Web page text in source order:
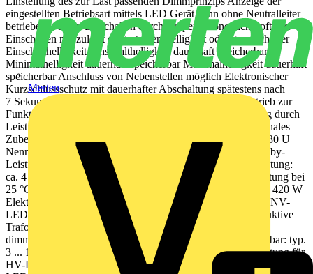
Merten
eingestellten Betriebsart mittels LED Gerät kann ohne Neutralleiter
betrieben werden Einschalten durch lampenschonenden Softstart
Einschalten mit zuletzt eingestellter Helligkeit oder gespeicherter
Einschalthelligkeit Einschalthelligkeit dauerhaft speicherbar
Minimalhelligkeit dauerhaft speicherbar Maximalhelligkeit dauerhaft
speicherbar Anschluss von Nebenstellen möglich Elektronischer
Kurzschlussschutz mit dauerhafter Abschaltung spätestens nach
7 Sekunden Elektronischer Übertemperaturschutz Testbetrieb zur
Funktionsprüfung Hotelcard-Funktion Leistungserweiterung durch
Leistungszusätze (Art.-Nr. ULZ 1755 REG) möglich Optionales
Zubehör: Kompensationsmodul LED, Art.-Nr.: KM LED 230 U
Nennspannung: AC 230 V ~ Netzfrequenz: 50/60 Hz Standby-
Leistung abhängig vom Aufsatz: ca. 0,1 ... 0,5 W Verlustleistung:
ca. 4 W Umgebungstemperatur: −5 ... +45 °C Anschlussleistung bei
25 °C Glühlampen: 20 ... 420 W HV-Halogenlampen: 20 ... 420 W
Elektronische Trafos: 20 ... 420 W Elektronische Trafos mit NV-
LED: typ. 20 ... 100 W Induktive Trafos: 20 ... 420 VA Induktive
Trafos mit NV-LED: typ. 20 ... 100 VA HV-LED-Lampen
dimmbar: typ. 3 ... 100 W Kompaktleuchtstofflampen dimmbar: typ.
3 ... 100 W Betriebsart LED-Phasenabschnitt: Anschlussleistung für
HV-LED-Lampen typ. 3 ... 400 W, elektronische Trafos mit NV-